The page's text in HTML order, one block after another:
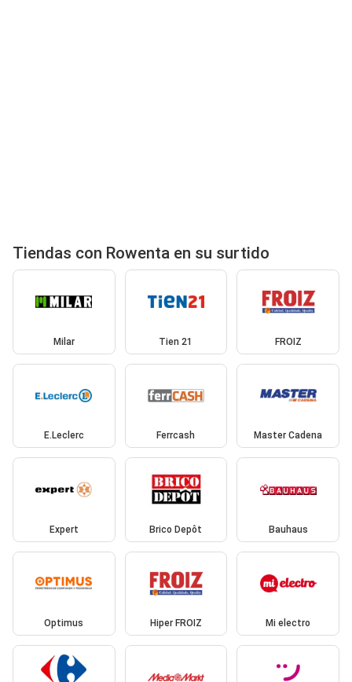
Tiendas con Rowenta en su surtido
Milar Tien 21 FROIZ
E.Leclerc Ferrcash Master Cadena
Expert Brico Depôt Bauhaus
Optimus Hiper FROIZ Mi electro